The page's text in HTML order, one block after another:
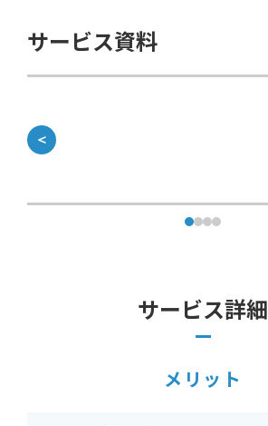
サービス資料
＜
サービス詳細
メリット